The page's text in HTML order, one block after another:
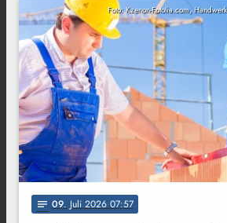
Foto: Kzenon-Fotolia.com,
notes 09. Juli 2026 07:57